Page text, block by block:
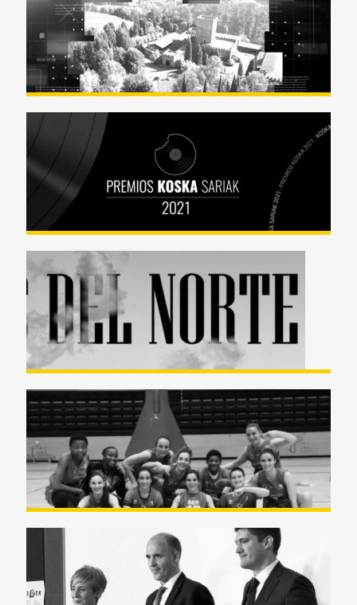
MONDIGROUP PREMIOS
ENKARTERRI HOBERANTZ 2021
PREMIOS KOSKA SARRIAK 2021
Zarzuela «Vientos del Norte»
BASKET Ausarta – Miralvalle
Premio Marcelo Gangoiti 2020 –
Resumen